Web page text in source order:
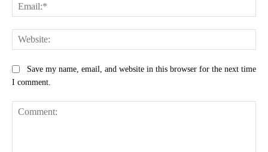
Save my name, email, and website in this browser for the next time
I comment.